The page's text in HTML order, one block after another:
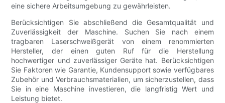
eine sichere Arbeitsumgebung zu gewährleisten.
Berücksichtigen Sie abschließend die Gesamtqualität und
Zuverlässigkeit der Maschine. Suchen Sie nach einem
tragbaren Laserschweißgerät von einem renommierten
Hersteller, der einen guten Ruf für die Herstellung
hochwertiger und zuverlässiger Geräte hat. Berücksichtigen
Sie Faktoren wie Garantie, Kundensupport sowie verfügbares
Zubehör und Verbrauchsmaterialien, um sicherzustellen, dass
Sie in eine Maschine investieren, die langfristig Wert und
Leistung bietet.